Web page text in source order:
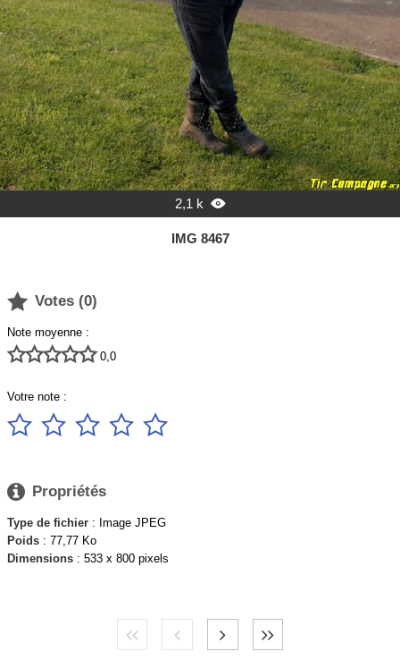
2,1 k 
IMG 8467
 Votes (0)
Note moyenne :
 0,0
Votre note :
    
 Propriétés
Type de fichier : Image JPEG
Poids : 77,77 Ko
Dimensions : 533 x 800 pixels